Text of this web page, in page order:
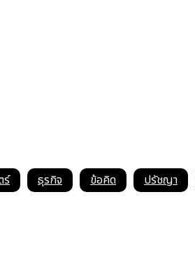
ร์ ธุรกิจ ข้อคิด ปรัชญา